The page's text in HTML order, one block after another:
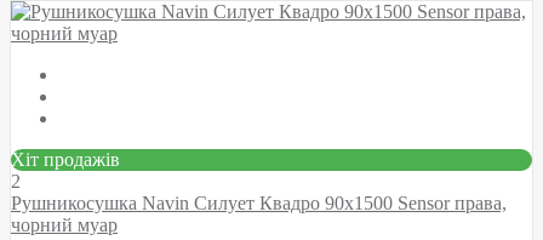
Хіт продажів
2
Рушникосушка Navin Силует Квадро 90х1500 Sensor права,
чорний муар